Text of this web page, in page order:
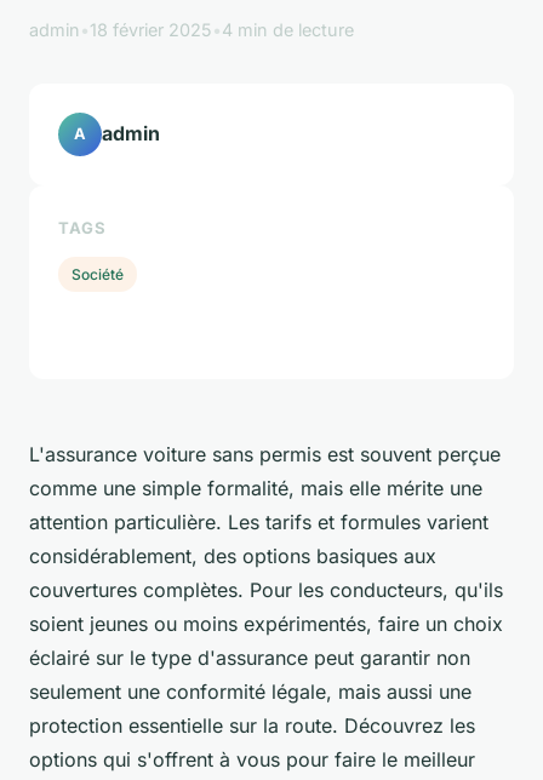
admin •18 février 2025•4 min de lecture
L'assurance voiture sans permis est souvent perçue
comme une simple formalité, mais elle mérite une
attention particulière. Les tarifs et formules varient
considérablement, des options basiques aux
couvertures complètes. Pour les conducteurs, qu'ils
soient jeunes ou moins expérimentés, faire un choix
éclairé sur le type d'assurance peut garantir non
seulement une conformité légale, mais aussi une
protection essentielle sur la route. Découvrez les
options qui s'offrent à vous pour faire le meilleur
A admin
TAGS
Société